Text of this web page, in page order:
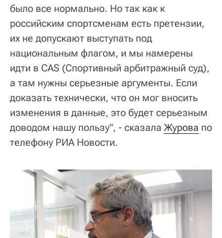
было все нормально. Но так как к
российским спортсменам есть претензии,
их не допускают выступать под
национальным флагом, и мы намерены
идти в CAS (Спортивный арбитражный суд),
а там нужны серьезные аргументы. Если
доказать технически, что он мог вносить
изменения в данные, это будет серьезным
доводом нашу пользу", - сказала Журова по
телефону РИА Новости.